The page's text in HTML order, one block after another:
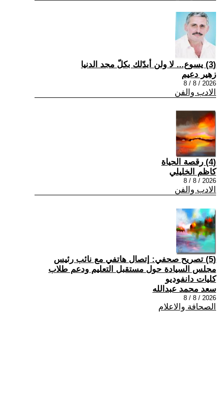
(3) يسوع... لا ولن أبدّلك بكلّ مجد الدنيا
زهير دعيم
2026 / 8 / 8
الادب والفن
(4) رقصة الحياة
كاظم الخليلي
2026 / 8 / 8
الادب والفن
(5) تصريح صحفي: إتصال هاتفي مع نائب رئيس
مجلس السيادة حول مستقبل التعليم ودعم طلاب
كليات دانفوديو
سعد محمد عبدالله
2026 / 8 / 8
الصحافة والاعلام